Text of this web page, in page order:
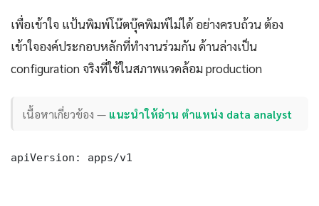
เพื่อเข้าใจ แป้นพิมพ์โน๊ตบุ๊คพิมพ์ไม่ได้ อย่างครบถ้วน ต้อง
เข้าใจองค์ประกอบหลักที่ทำงานร่วมกัน ด้านล่างเป็น
configuration จริงที่ใช้ในสภาพแวดล้อม production
เนื้อหาเกี่ยวข้อง — แนะนำให้อ่าน ตําแหน่ง data analyst
apiVersion: apps/v1